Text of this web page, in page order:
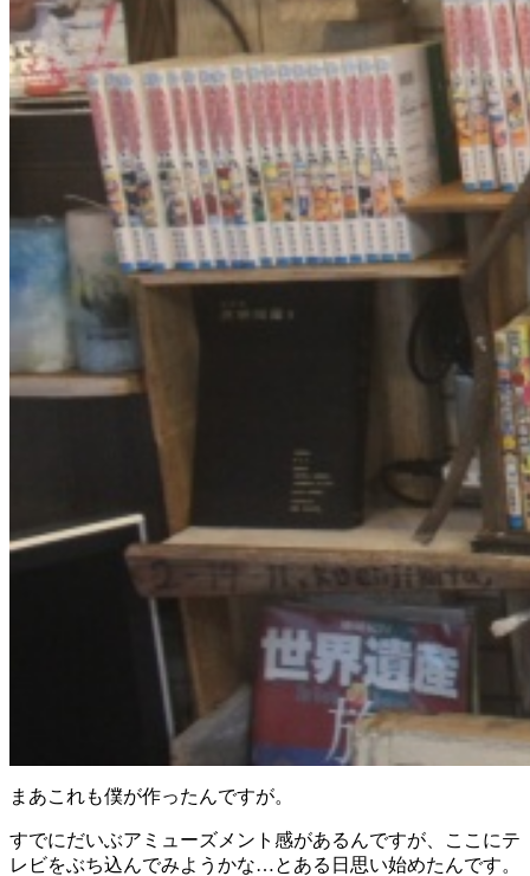
まあこれも僕が作ったんですが。
すでにだいぶアミューズメント感があるんですが、ここにテ
レビをぶち込んでみようかな…とある日思い始めたんです。